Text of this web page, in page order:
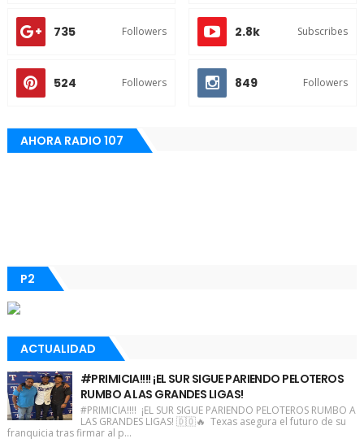
735 Followers 2.8k Subscribes
524 Followers 849 Followers
AHORA RADIO 107
P2
ACTUALIDAD
#PRIMICIA!!!! ¡EL SUR SIGUE PARIENDO PELOTEROS
RUMBO A LAS GRANDES LIGAS!
#PRIMICIA!!!! ¡EL SUR SIGUE PARIENDO PELOTEROS RUMBO A
LAS GRANDES LIGAS! 🇩🇴🔥 Texas asegura el futuro de su
franquicia tras firmar al p...